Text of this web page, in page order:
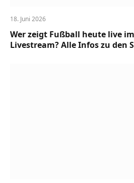
18. Juni 2026
Wer zeigt Fußball heute live
Livestream? Alle Infos zu den